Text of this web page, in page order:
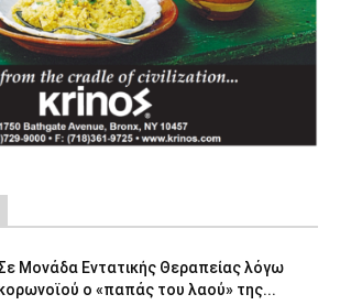
Μονάδα Εντατικής Θεραπείας λόγω
ο «παπάς του λαού» της...